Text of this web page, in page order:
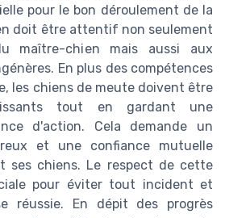
pour le bon déroulement de la
doit être attentif non seulement
maître-chien mais aussi aux
En plus des compétences
les chiens de meute doivent être
tout en gardant une
d'action. Cela demande un
et une confiance mutuelle
ses chiens. Le respect de cette
pour éviter tout incident et
réussie. En dépit des progrès